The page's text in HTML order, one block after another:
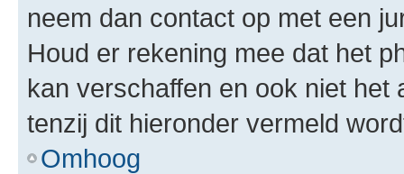
neem dan contact op met een
Houd er rekening mee dat het
kan verschaffen en ook niet
tenzij dit hieronder vermeld
Omhoog